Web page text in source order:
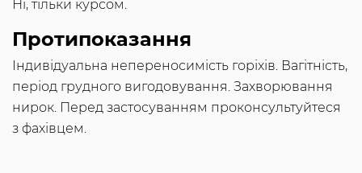
Ні, тільки курсом.
Протипоказання
Індивідуальна непереносимість горіхів. Вагітність,
період грудного вигодовування. Захворювання
нирок. Перед застосуванням проконсультуйтеся
з фахівцем.